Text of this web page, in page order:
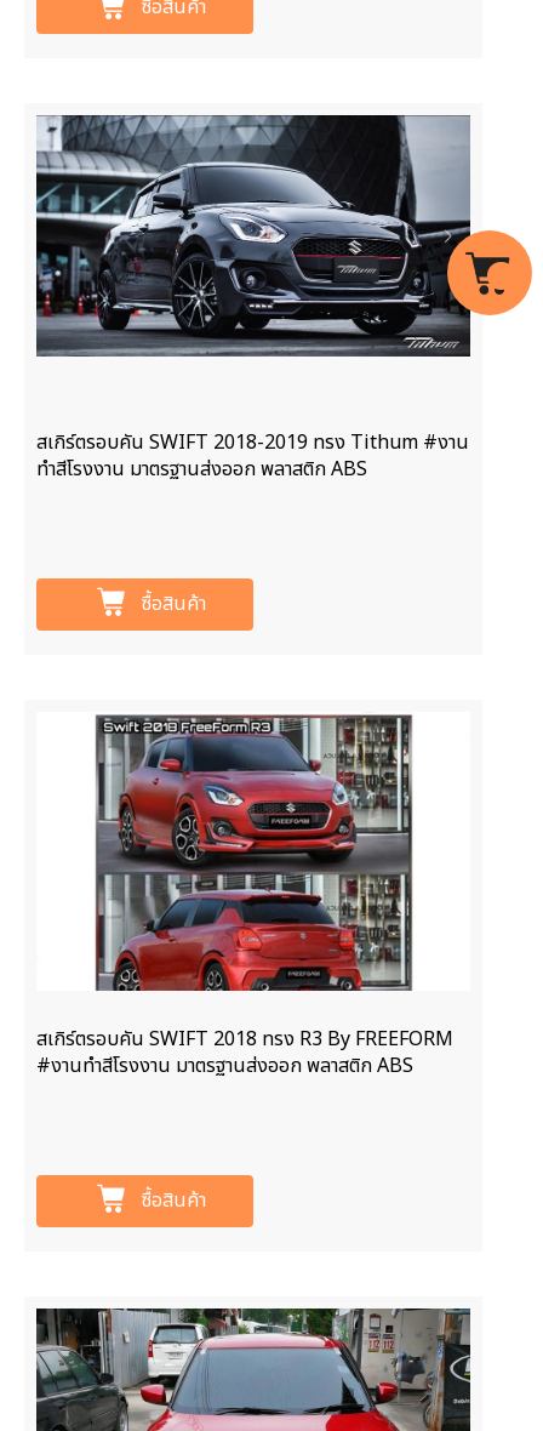
ซื้อสินค้า
สเกิร์ตรอบคัน SWIFT 2018-2019 ทรง Tithum #งาน
ทำสีโรงงาน มาตรฐานส่งออก พลาสติก ABS
ซื้อสินค้า
สเกิร์ตรอบคัน SWIFT 2018 ทรง R3 By FREEFORM
#งานทำสีโรงงาน มาตรฐานส่งออก พลาสติก ABS
ซื้อสินค้า